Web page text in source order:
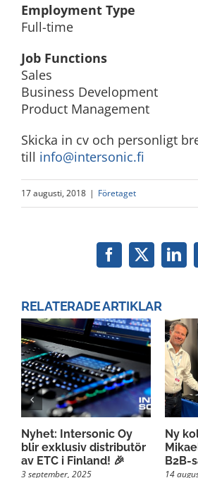
Employment Type
Full-time
Job Functions
Sales
Business Development
Product Management
Skicka in cv och personligt
till info@intersonic.fi
17 augusti, 2018 | Företaget
Facebook
X
RELATERADE ARTIKLAR
Nyhet: Intersonic Oy
blir exklusiv distributör
av ETC i Finland! 🎉
3 september, 2025
Ny
B2B-
14